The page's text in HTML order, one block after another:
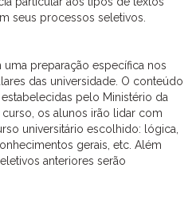
seus processos seletivos.
preparação específica nos
das universidade. O conteúdo
pelo Ministério da
curso, os alunos irão lidar com
universitário escolhido: lógica,
gerais, etc. Além
anteriores serão